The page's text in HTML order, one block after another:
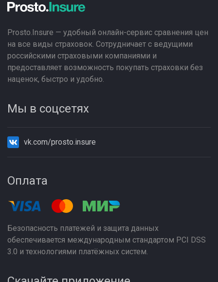
Prosto.Insure — удобный онлайн-сервис сравнения цен
на все виды страховок. Сотрудничает с ведущими
российскими страховыми компаниями и
предоставляет возможность покупать страховки без
наценок, быстро и удобно.
Мы в соцсетях
vk.com/prosto.insure
Оплата
Безопасность платежей и защита данных
обеспечивается международным стандартом PCI DSS
3.0 и технологиями платёжных систем.